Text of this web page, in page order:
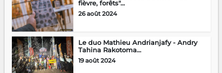
fièvre, forêts"...
26 août 2024
Le duo Mathieu Andrianjafy - Andry
Tahina Rakotoma...
19 août 2024